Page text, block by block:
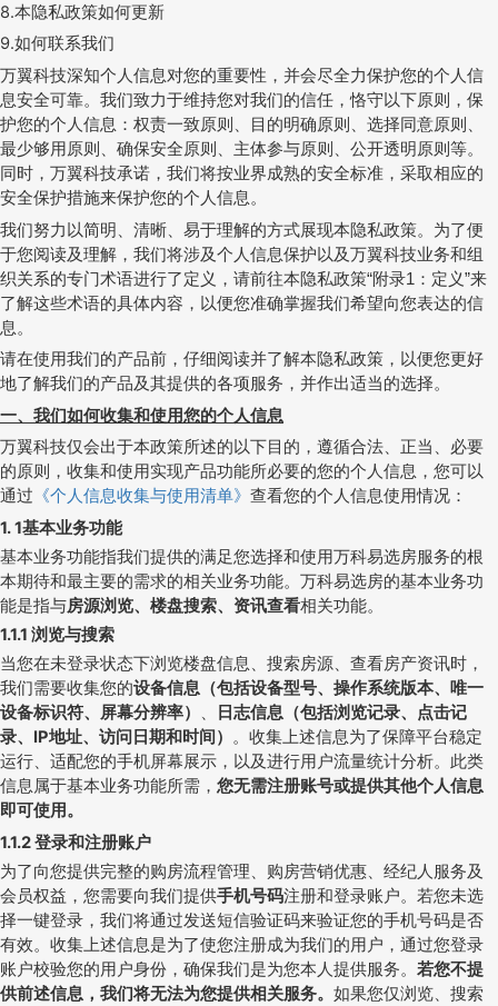
8.本隐私政策如何更新
9.如何联系我们
万翼科技深知个人信息对您的重要性，并会尽全力保护您的个人信
息安全可靠。我们致力于维持您对我们的信任，恪守以下原则，保
护您的个人信息：权责一致原则、目的明确原则、选择同意原则、
最少够用原则、确保安全原则、主体参与原则、公开透明原则等。
同时，万翼科技承诺，我们将按业界成熟的安全标准，采取相应的
安全保护措施来保护您的个人信息。
我们努力以简明、清晰、易于理解的方式展现本隐私政策。为了便
于您阅读及理解，我们将涉及个人信息保护以及万翼科技业务和组
织关系的专门术语进行了定义，请前往本隐私政策“附录1 ：定义”来
了解这些术语的具体内容，以便您准确掌握我们希望向您表达的信
息。
请在使用我们的产品前，仔细阅读并了解本隐私政策，以便您更好
地了解我们的产品及其提供的各项服务，并作出适当的选择。
一、我们如何收集和使用您的个人信息
万翼科技仅会出于本政策所述的以下目的，遵循合法、正当、必要
的原则，收集和使用实现产品功能所必要的您的个人信息，您可以
通过 《个人信息收集与使用清单》 查看您的个人信息使用情况：
1. 1基本业务功能
基本业务功能指我们提供的满足您选择和使用万科易选房服务的根
本期待和最主要的需求的相关业务功能。万科易选房的基本业务功
能是指与房源浏览、楼盘搜索、资讯查看相关功能。
1.1.1 浏览与搜索
当您在未登录状态下浏览楼盘信息、搜索房源、查看房产资讯时，
我们需要收集您的设备信息（包括设备型号、操作系统版本、唯一
设备标识符、屏幕分辨率）
、
日志信息（包括浏览记录、点击记
录、 IP地址、访问日期和时间） 。收集上述信息为了保障平台稳定
运行、适配您的手机屏幕展示，以及进行用户流量统计分析。此类
信息属于基本业务功能所需， 您无需注册账号或提供其他个人信息
即可使用。
1.1.2登录和注册账户
为了向您提供完整的购房流程管理、购房营销优惠、经纪人服务及
会员权益，您需要向我们提供手机号码注册和登录账户。若您未选
择一键登录，我们将通过发送短信验证码来验证您的手机号码是否
有效。收集上述信息是为了使您注册成为我们的用户，通过您登录
账户校验您的用户身份，确保我们是为您本人提供服务。 若您不提
供前述信息，我们将无法为您提供相关服务。 如果您仅浏览、搜索